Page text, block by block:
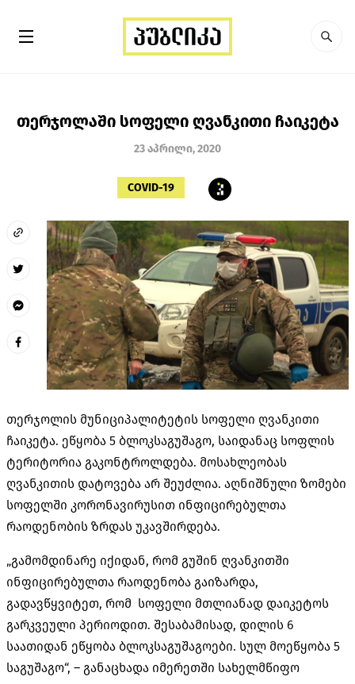
თერჯოლაში სოფელი ღვანკითი ჩაიკეტა
23 აპრილი, 2020
COVID-19
თერჯოლის მუნიციპალიტეტის სოფელი ღვანკითი
ჩაიკეტა. ეწყობა 5 ბლოკსაგუშაგო, საიდანაც სოფლის
ტერიტორია გაკონტროლდება. მოსახლეობას
ღვანკითის დატოვება არ შეუძლია. აღნიშნული ზომები
სოფელში კორონავირუსით ინფიცირებულთა
რაოდენობის ზრდას უკავშირდება.
„გამომდინარე იქიდან, რომ გუშინ ღვანკითში
ინფიცირებულთა რაოდენობა გაიზარდა,
გადავწყვიტეთ, რომ სოფელი მთლიანად დაიკეტოს
გარკვეული პერიოდით. შესაბამისად, დილის 6
საათიდან ეწყობა ბლოკსაგუშაგოები. სულ მოეწყობა 5
საგუშაგო“, – განაცხადა იმერეთში სახელმწიფო